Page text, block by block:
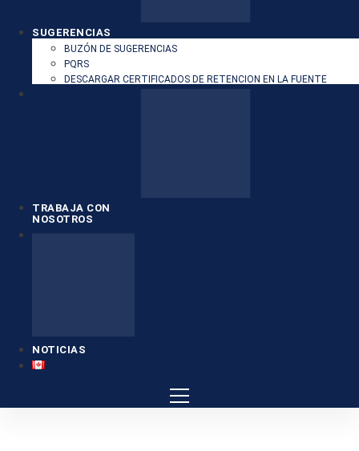
SUGERENCIAS
BUZÓN DE SUGERENCIAS
PQRS
DESCARGAR CERTIFICADOS DE RETENCION EN LA FUENTE
TRABAJA CON
NOSOTROS
NOTICIAS